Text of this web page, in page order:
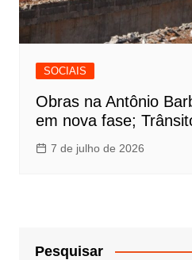
SOCIAIS
Obras na Antônio
em nova fase;
7 de julho de 2026
Pesquisar